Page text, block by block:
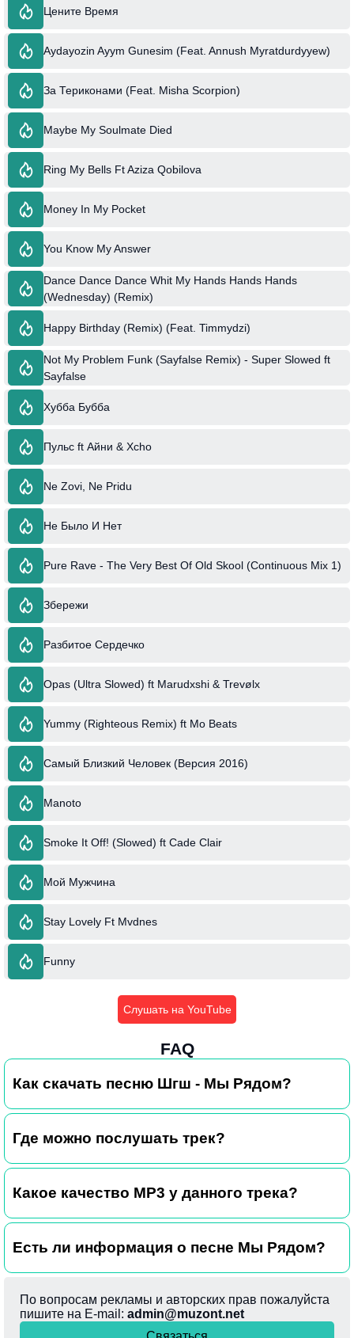
Цените Время
Aydayozin Ayym Gunesim (Feat. Annush Myratdurdyyew)
За Териконами (Feat. Misha Scorpion)
Maybe My Soulmate Died
Ring My Bells Ft Aziza Qobilova
Money In My Pocket
You Know My Answer
Dance Dance Dance Whit My Hands Hands Hands
(Wednesday) (Remix)
Happy Birthday (Remix) (Feat. Timmydzi)
Not My Problem Funk (Sayfalse Remix) - Super Slowed ft
Sayfalse
Хубба Бубба
Пульс ft Айни & Xcho
Ne Zovi, Ne Pridu
Не Было И Нет
Pure Rave - The Very Best Of Old Skool (Continuous Mix 1)
Збережи
Разбитое Сердечко
Opas (Ultra Slowed) ft Marudxshi & Trevølx
Yummy (Righteous Remix) ft Mo Beats
Самый Близкий Человек (Версия 2016)
Manoto
Smoke It Off! (Slowed) ft Cade Clair
Мой Мужчина
Stay Lovely Ft Mvdnes
Funny
Слушать на YouTube
FAQ
Как скачать песню Шгш - Мы Рядом?
Где можно послушать трек?
Какое качество MP3 у данного трека?
Есть ли информация о песне Мы Рядом?
По вопросам рекламы и авторских прав пожалуйста
пишите на E-mail: admin@muzont.net